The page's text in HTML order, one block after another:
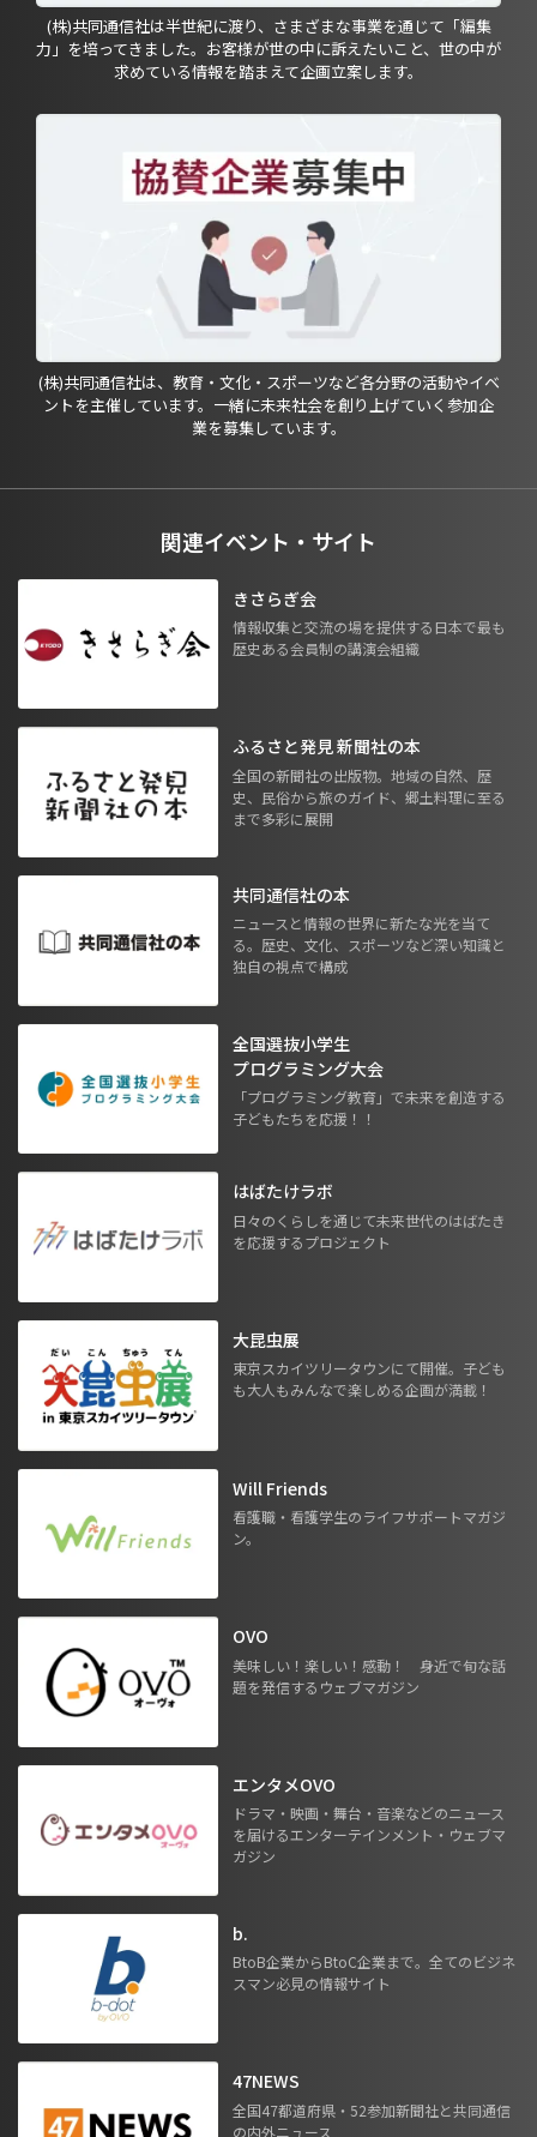
(株)共同通信社は半世紀に渡り、さまざまな事業を通じて「編集
力」を培ってきました。お客様が世の中に訴えたいこと、世の中が
求めている情報を踏まえて企画立案します。
(株)共同通信社は、教育・文化・スポーツなど各分野の活動やイベ
ントを主催しています。一緒に未来社会を創り上げていく参加企
業を募集しています。
関連イベント・サイト
きさらぎ会
情報収集と交流の場を提供する日本で最も
歴史ある会員制の講演会組織
ふるさと発見 新聞社の本
全国の新聞社の出版物。地域の自然、歴
史、民俗から旅のガイド、郷土料理に至る
まで多彩に展開
共同通信社の本
ニュースと情報の世界に新たな光を当て
る。歴史、文化、スポーツなど深い知識と
独自の視点で構成
全国選抜小学生
プログラミング大会
「プログラミング教育」で未来を創造する
子どもたちを応援！！
はばたけラボ
日々のくらしを通じて未来世代のはばたき
を応援するプロジェクト
大昆虫展
東京スカイツリータウンにて開催。子ども
も大人もみんなで楽しめる企画が満載！
Will Friends
看護職・看護学生のライフサポートマガジ
ン。
OVO
美味しい！楽しい！感動！ 身近で旬な話
題を発信するウェブマガジン
エンタメOVO
ドラマ・映画・舞台・音楽などのニュース
を届けるエンターテインメント・ウェブマ
ガジン
b.
BtoB企業からBtoC企業まで。全てのビジネ
スマン必見の情報サイト
47NEWS
全国47都道府県・52参加新聞社と共同通信
の内外ニュース